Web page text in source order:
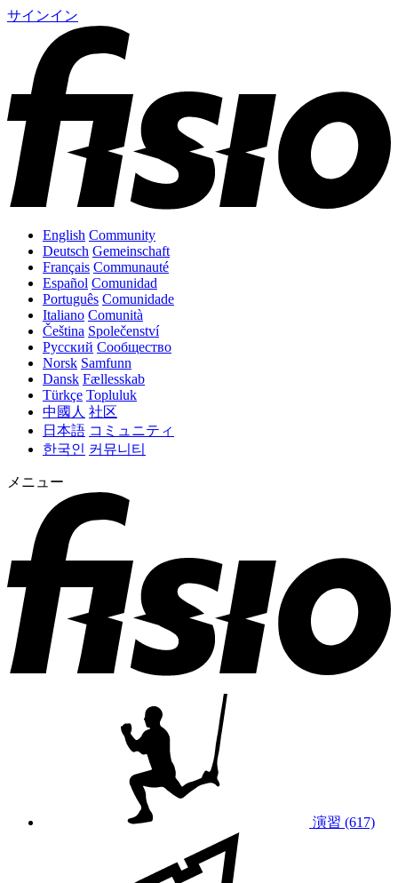
サインイン
English Community
Deutsch Gemeinschaft
Français Communauté
Español Comunidad
Português Comunidade
Italiano Comunità
Čeština Společenství
Русский Сообщество
Norsk Samfunn
Dansk Fællesskab
Türkçe Topluluk
中國人 社区
日本語 コミュニティ
한국인 커뮤니티
メニュー
演習 (617)